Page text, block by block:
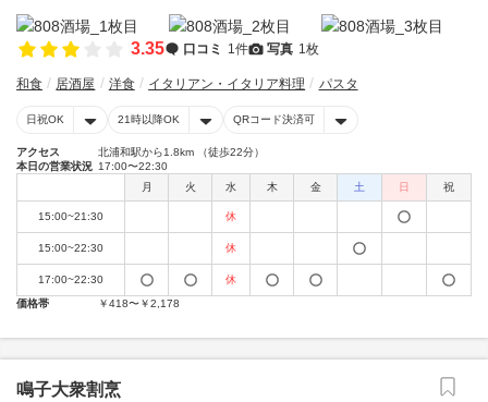
3.35 口コミ 1件 写真 1枚
和食 居酒屋 洋食 イタリアン・イタリア料理 パスタ
日祝OK 21時以降OK QRコード決済可
アクセス
北浦和駅から1.8km （徒歩22分）
本日の営業状況 17:00〜22:30
月
火 水 木 金 土 日 祝
15:00~21:30 休
15:00~22:30 休
17:00~22:30
休
価格帯
￥418〜￥2,178
鳴子大衆割烹